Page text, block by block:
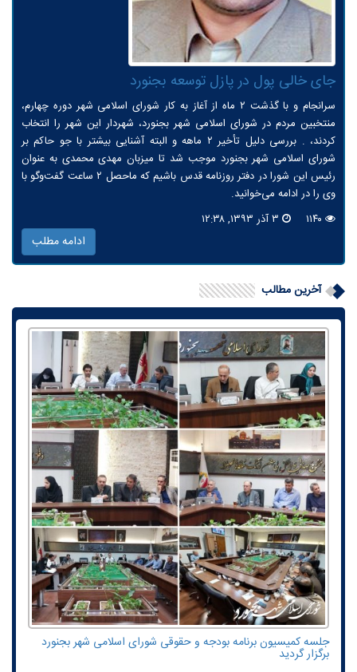
جای خالی پول در پازل توسعه بجنورد
سرانجام و با گذشت ۲ ماه از آغاز به کار شورای اسلامی شهر دوره چهارم،
منتخبین مردم در شورای اسلامی شهر بجنورد، شهردار این شهر را انتخاب
کردند، . بررسی دلیل تأخیر ۲ ماهه و البته آشنایی بیشتر با جو حاکم بر
شورای اسلامی شهر بجنورد موجب شد تا میزبان مهدی محمدی به عنوان
رئیس این شورا در دفتر روزنامه قدس باشیم که ماحصل ۲ ساعت گفت‌وگو با
وی را در ادامه می‌خوانید.
ادامه مطلب
آخرین مطالب
جلسه کمیسیون برنامه بودجه و حقوقی شورای اسلامی شهر بجنورد
برگزار گردید